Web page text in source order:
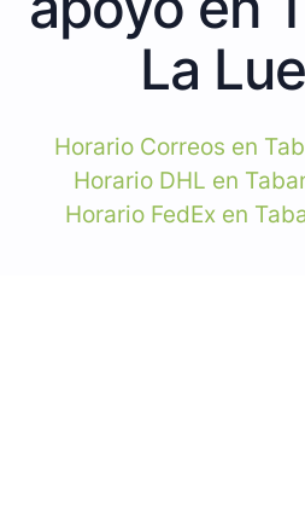
La
Horario Correos en
Horario DHL en
Horario FedEx en